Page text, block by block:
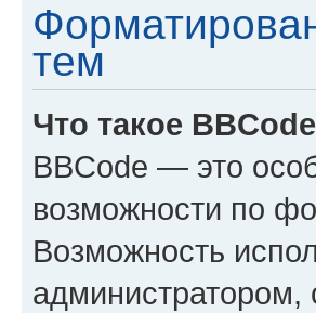
тем
Что такое
BBCode — это
возможности по
Возможность
администратором,